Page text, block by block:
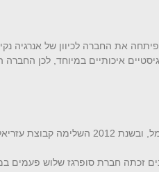
הכרמל שפיתחה את החברה לכיוון
איכותיים במיוחד, לכן
בשנת 2006 רכשה קבוצת עזריאלי את